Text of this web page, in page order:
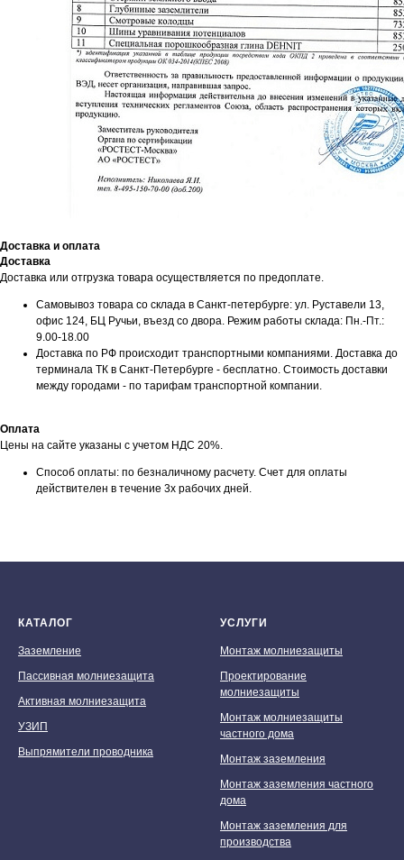
Доставка и оплата
Доставка
Доставка или отгрузка товара осуществляется по предоплате.
Самовывоз товара со склада в Санкт-петербурге: ул. Руставели 13,
офис 124, БЦ Ручьи, въезд со двора. Режим работы склада: Пн.-Пт.:
9.00-18.00
Доставка по РФ происходит транспортными компаниями. Доставка до
терминала ТК в Санкт-Петербурге - бесплатно. Стоимость доставки
между городами - по тарифам транспортной компании.
Оплата
Цены на сайте указаны с учетом НДС 20%.
Способ оплаты: по безналичному расчету. Счет для оплаты
действителен в течение 3х рабочих дней.
КАТАЛОГ
Заземление
Пассивная молниезащита
Активная молниезащита
УЗИП
Выпрямители проводника
УСЛУГИ
Монтаж молниезащиты
Проектирование
молниезащиты
Монтаж молниезащиты
частного дома
Монтаж заземления
Монтаж заземления частного
дома
Монтаж заземления для
производства
Мы принимаем к оплате: